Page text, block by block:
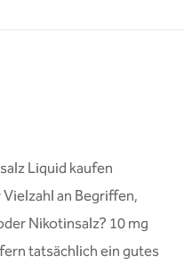
Liquid kaufen
an Begriffen,
Nikotinsalz? 10 mg
tatsächlich ein gutes